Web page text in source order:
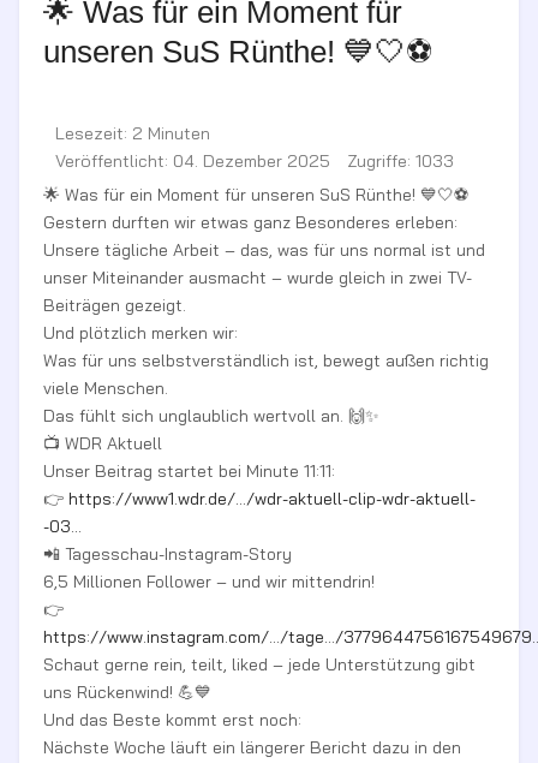
🌟 Was für ein Moment für
unseren SuS Rünthe! 💙🤍⚽
Lesezeit: 2 Minuten
Veröffentlicht: 04. Dezember 2025
Zugriffe: 1033
🌟 Was für ein Moment für unseren SuS Rünthe! 💙🤍⚽
Gestern durften wir etwas ganz Besonderes erleben:
Unsere tägliche Arbeit – das, was für uns normal ist und
unser Miteinander ausmacht – wurde gleich in zwei TV-
Beiträgen gezeigt.
Und plötzlich merken wir:
Was für uns selbstverständlich ist, bewegt außen richtig
viele Menschen.
Das fühlt sich unglaublich wertvoll an. 🙌✨
📺 WDR Aktuell
Unser Beitrag startet bei Minute 11:11:
👉 https://www1.wdr.de/.../wdr-aktuell-clip-wdr-aktuell-
-03...
📲 Tagesschau-Instagram-Story
6,5 Millionen Follower – und wir mittendrin!
👉
https://www.instagram.com/.../tage.../
Schaut gerne rein, teilt, liked – jede Unterstützung gibt
uns Rückenwind! 💪💙
Und das Beste kommt erst noch:
Nächste Woche läuft ein längerer Bericht dazu in den